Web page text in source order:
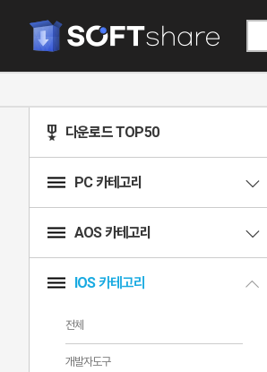
다운로드 TOP50
PC 카테고리
AOS 카테고리
IOS 카테고리
전체
개발자도구